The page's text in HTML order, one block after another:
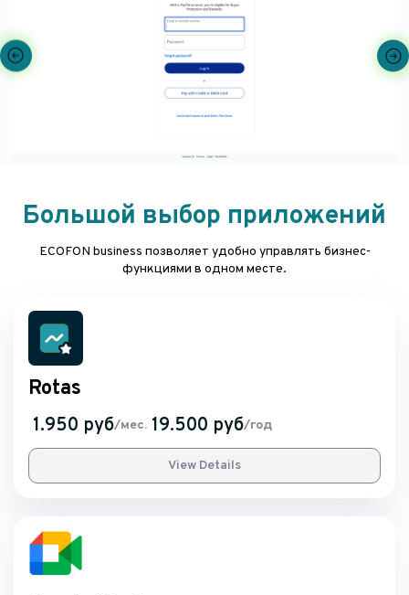
Большой выбор приложений
ECOFON business позволяет удобно управлять бизнес-
функциями в одном месте.
Rotas
1.950 руб/мес. 19.500 руб/год
View Details